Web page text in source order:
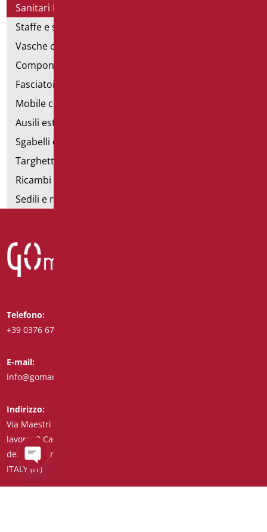
Sanitari Inox
Staffe e sostegni per cartongesso
Vasche con sportello
Componibili corrimano
Fasciatoi
Mobile con poltrona
Ausili estraibili
Sgabelli doccia
Targhette bagno
Ricambi e minuteria
Sedili e rialzi WC
Telefono:
+39 0376 671780
E-mail:
info@goman.it
Indirizzo:
Via Maestri del
lavoro, 8 Castiglione
delle Stiviere 46043
ITALY (IT)
Open
chaty